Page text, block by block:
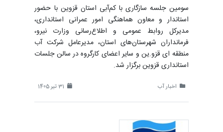
سومین جلسه سازگاری با کم‌آبی استان قزوین با حضور
استاندار و معاون هماهنگی امور عمرانی استانداری،
مدیرکل روابط عمومی و اطلاع‌رسانی وزارت نیرو،
فرمانداران شهرستان‌های استان، مدیرعامل شرکت آب
منطقه ای قزو.ین و سایر اعضای کارگروه در سالن جلسات
استانداری قزوین برگزار شد.
اخبار آب